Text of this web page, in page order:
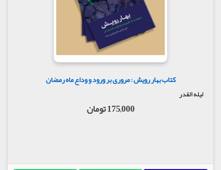
کتاب بهار رویش : مروری بر ورود و وداع ماه رمضان
لیله القدر
175,000 تومان